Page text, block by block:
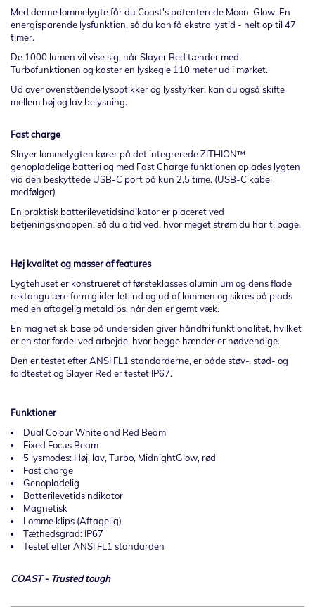
Med denne lommelygte får du Coast's patenterede Moon-Glow. En
energisparende lysfunktion, så du kan få ekstra lystid - helt op til 47
timer.
De 1000 lumen vil vise sig, når Slayer Red tænder med
Turbofunktionen og kaster en lyskegle 110 meter ud i mørket.
Ud over ovenstående lysoptikker og lysstyrker, kan du også skifte
mellem høj og lav belysning.
Fast charge
Slayer lommelygten kører på det integrerede ZITHION™
genopladelige batteri og med Fast Charge funktionen oplades lygten
via den beskyttede USB-C port på kun 2,5 time. (USB-C kabel
medfølger)
En praktisk batterilevetidsindikator er placeret ved
betjeningsknappen, så du altid ved, hvor meget strøm du har tilbage.
Høj kvalitet og masser af features
Lygtehuset er konstrueret af førsteklasses aluminium og dens flade
rektangulære form glider let ind og ud af lommen og sikres på plads
med en aftagelig metalclips, når den er gemt væk.
En magnetisk base på undersiden giver håndfri funktionalitet, hvilket
er en stor fordel ved arbejde, hvor begge hænder er nødvendige.
Den er testet efter ANSI FL1 standarderne, er både støv-, stød- og
faldtestet og Slayer Red er testet IP67.
Funktioner
Dual Colour White and Red Beam
Fixed Focus Beam
5 lysmodes: Høj, lav, Turbo, MidnightGlow, rød
Fast charge
Genopladelig
Batterilevetidsindikator
Magnetisk
Lomme klips (Aftagelig)
Tæthedsgrad: IP67
Testet efter ANSI FL1 standarden
COAST - Trusted tough